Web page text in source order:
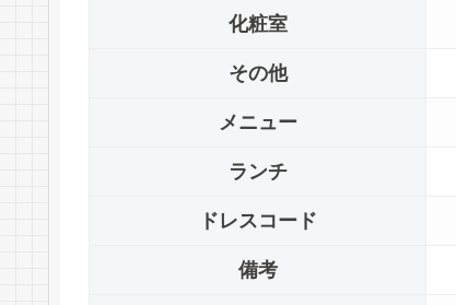
化粧室
その他
メニュー
ランチ
ドレスコード
備考